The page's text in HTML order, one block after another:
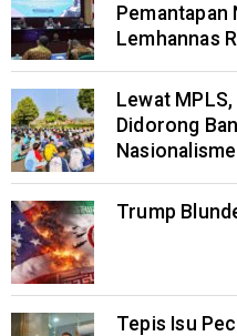
Pemantapan
Lemhannas
Lewat
Didorong
Nasionalisme
Trump
Tepis Isu